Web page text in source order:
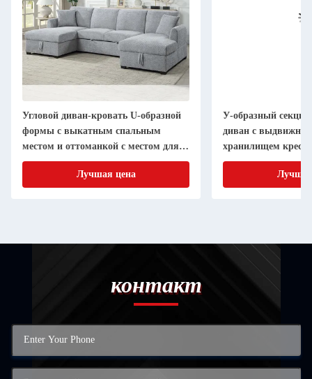
Угловой диван-кровать U-образной
формы с выкатным спальным
местом и оттоманкой с местом для
хранения, серая ткань шерпа
Лучшая цена
У-образный
диван с
хранилищем
ткань
контакт